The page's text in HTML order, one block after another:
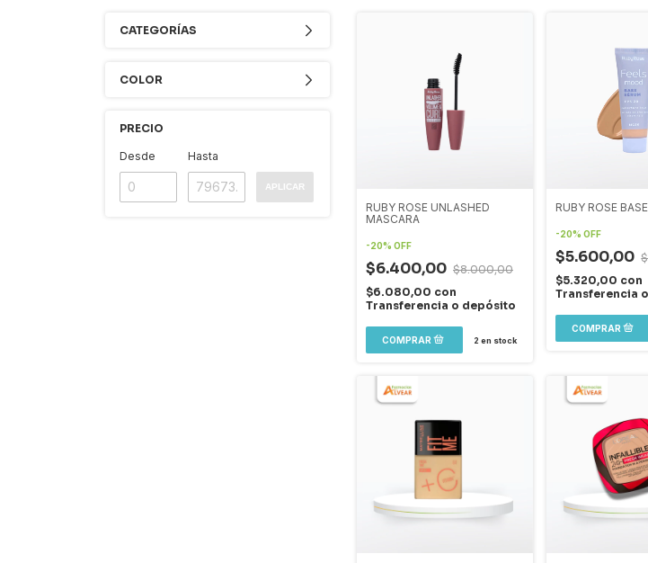
CATEGORÍAS
COLOR
PRECIO
Desde Hasta
APLICAR
RUBY ROSE UNLASHED
MASCARA
-20% OFF
$6.400,00 $8.000,00
$6.080,00 con
Transferencia o depósito
2 en stock
RUBY ROSE
-20%OFF
$5.600,00
$5.320,00 con
Transferencia